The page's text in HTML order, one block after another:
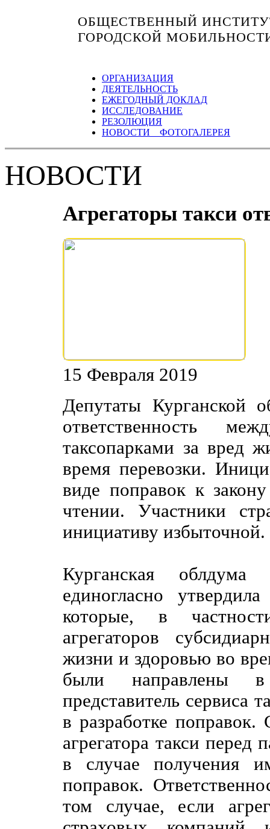
ОБЩЕСТВЕННЫЙ
ГОРОДСКОЙ
ОРГАНИЗАЦИЯ
ДЕЯТЕЛЬНОСТЬ
ЕЖЕГОДНЫЙ ДОКЛАД
ИССЛЕДОВАНИЕ
РЕЗОЛЮЦИЯ
НОВОСТИ ФОТОГАЛЕРЕЯ
НОВОСТИ
Агрегаторы такси
15 Февраля 2019
Депутаты Курганской
ответственность
таксопарками за вред
время перевозки.
виде поправок к
чтении. Участники
инициативу избыточной.
Курганская
единогласно
которые, в
агрегаторов
жизни и здоровью во
были направлены
представитель сервиса
в разработке поправок.
агрегатора такси перед
в случае получения
поправок.
том случае, если